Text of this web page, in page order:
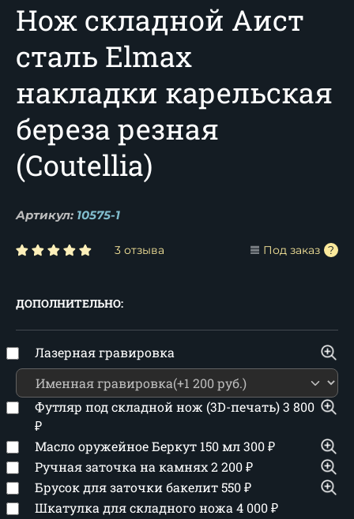
Нож складной Аист
сталь Elmax
накладки карельская
береза резная
(Coutellia)
Артикул: 10575-1
3 отзыва Под заказ
ДОПОЛНИТЕЛЬНО:
Лазерная гравировка
Футляр под складной нож (3D-печать)3 800
₽
Масло оружейное Беркут 150 мл300₽
Ручная заточка на камнях2 200₽
Брусок для заточки бакелит550₽
Шкатулка для складного ножа 4 000₽